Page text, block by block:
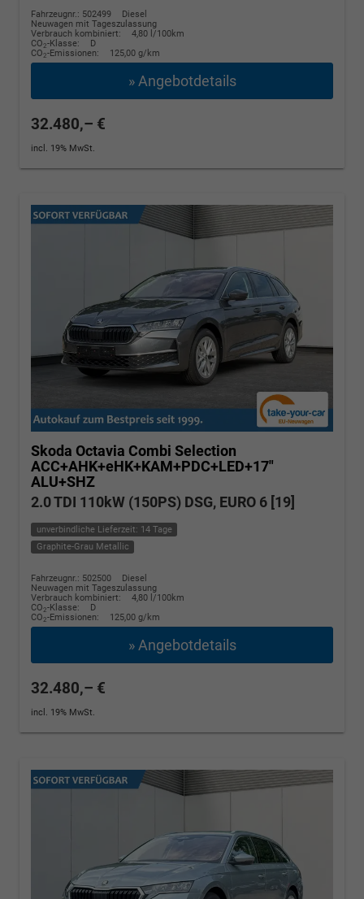
Fahrzeugnr.: 502499
Diesel
Neuwagen mit Tageszulassung
Verbrauch kombiniert:
4,80 l/100km
CO2-Klasse:
D
CO2-Emissionen: 125,00 g/km
» Angebotdetails
32.480,– €
incl. 19% MwSt.
Skoda Octavia Combi Selection
ACC+AHK+eHK+KAM+PDC+LED+17"
ALU+SHZ
2.0 TDI 110kW (150PS) DSG, EURO 6 [19]
unverbindliche Lieferzeit: 14 Tage
Graphite-Grau Metallic
Fahrzeugnr.: 502500
Diesel
Neuwagen mit Tageszulassung
Verbrauch kombiniert:
4,80 l/100km
CO2-Klasse:
D
CO2-Emissionen: 125,00 g/km
» Angebotdetails
32.480,– €
incl. 19% MwSt.